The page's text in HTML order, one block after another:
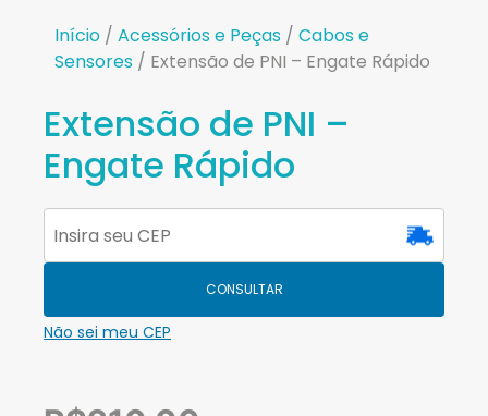
Início / Acessórios e Peças / Cabos e
Sensores / Extensão de PNI – Engate Rápido
Extensão de PNI –
Engate Rápido
CONSULTAR
Não sei meu CEP